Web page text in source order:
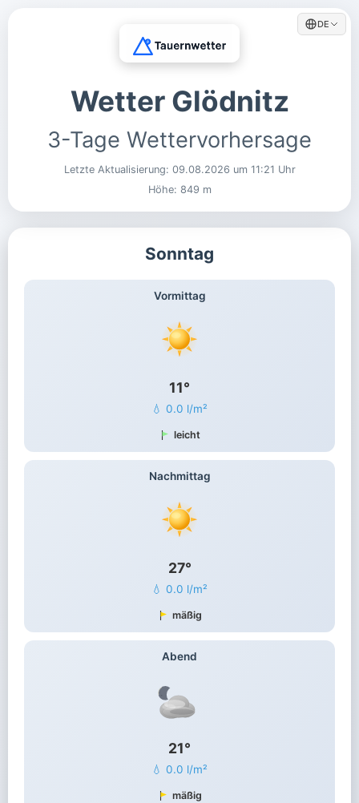
DE
Wetter Glödnitz
3-Tage Wettervorhersage
Letzte Aktualisierung: 09.08.2026 um 11:21 Uhr
Höhe: 849 m
Sonntag
Vormittag
11°
💧 0.0 l/m²
leicht
Nachmittag
27°
💧 0.0 l/m²
mäßig
Abend
21°
💧 0.0 l/m²
mäßig